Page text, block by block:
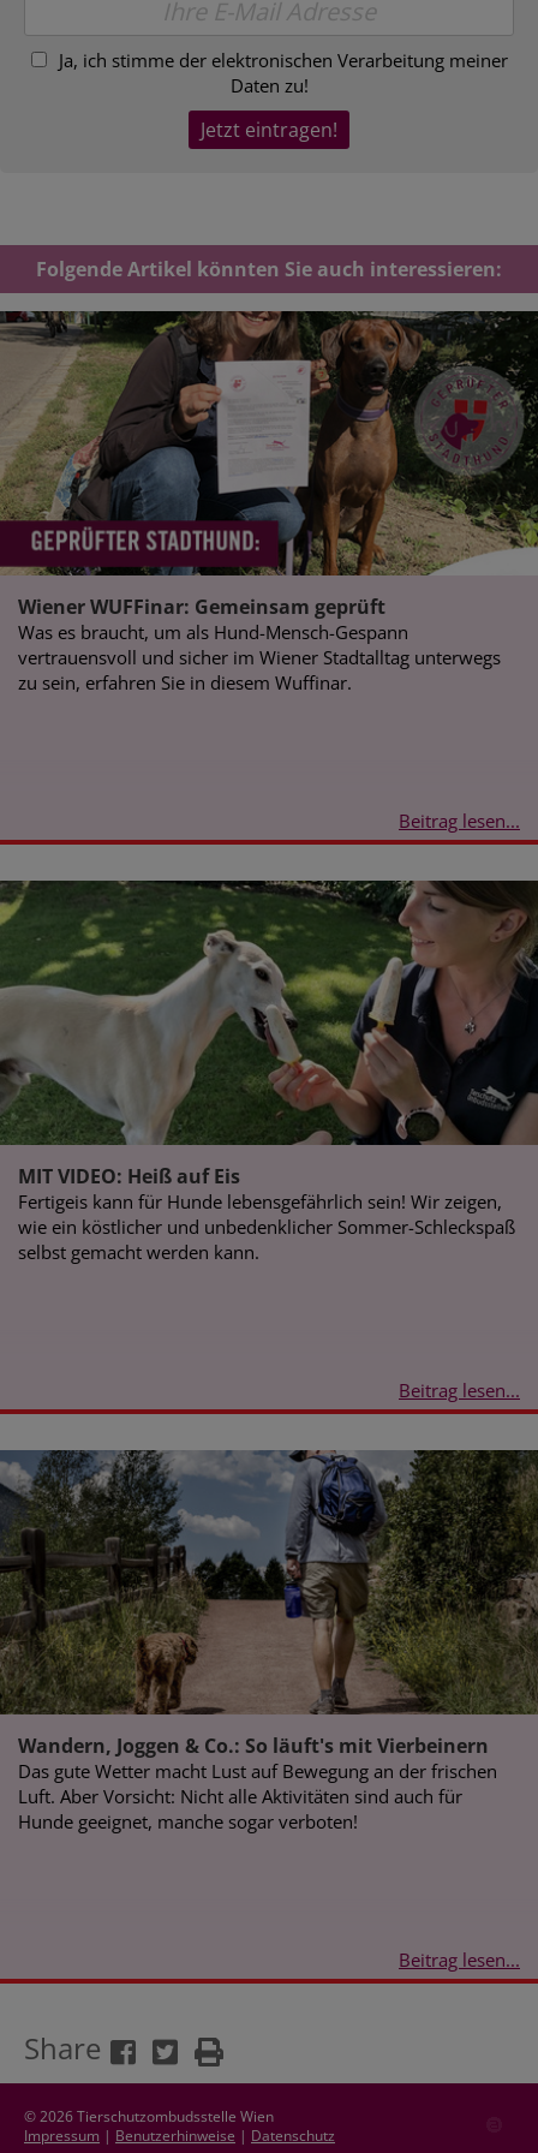
Ja, ich stimme der elektronischen Verarbeitung meiner
Daten zu!
Folgende Artikel könnten Sie auch interessieren:
Wiener WUFFinar: Gemeinsam geprüft
Was es braucht, um als Hund-Mensch-Gespann
vertrauensvoll und sicher im Wiener Stadtalltag unterwegs
zu sein, erfahren Sie in diesem Wuffinar.
Beitrag lesen...
MIT VIDEO: Heiß auf Eis
Fertigeis kann für Hunde lebensgefährlich sein! Wir zeigen,
wie ein köstlicher und unbedenklicher Sommer-Schleckspaß
selbst gemacht werden kann.
Beitrag lesen...
Wandern, Joggen & Co.: So läuft's mit Vierbeinern
Das gute Wetter macht Lust auf Bewegung an der frischen
Luft. Aber Vorsicht: Nicht alle Aktivitäten sind auch für
Hunde geeignet, manche sogar verboten!
Beitrag lesen...
Share
© 2026 Tierschutzombudsstelle Wien
Impressum | Benutzerhinweise | Datenschutz